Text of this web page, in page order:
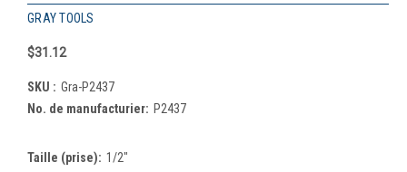
GRAY TOOLS
$31.12
SKU : Gra-P2437
No. de manufacturier: P2437
Taille (prise): 1/2"